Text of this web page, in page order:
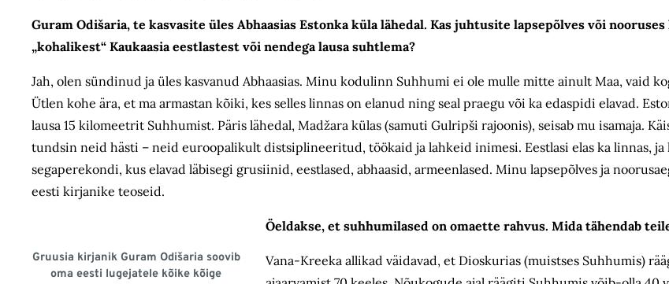
Guram Odišaria, te kasvasite üles Abhaasias Estonka küla lähedal. Kas juhtusite lapsepõlves või
„kohalikest“ Kaukaasia eestlastest või nendega lausa suhtlema?
Jah, olen sündinud ja üles kasvanud Abhaasias. Minu kodulinn Suhhumi ei ole mulle mitte ainult Maa, vaid
Ütlen kohe ära, et ma armastan kõiki, kes selles linnas on elanud ning seal praegu või ka edaspidi elavad.
lausa 15 kilomeetrit Suhhumist. Päris lähedal, Madžara külas (samuti Gulripši rajoonis), seisab mu isamaja.
tundsin neid hästi – neid euroopalikult distsiplineeritud, töökaid ja lahkeid inimesi. Eestlasi elas ka linnas, ja
segaperekondi, kus elavad läbisegi grusiinid, eestlased, abhaasid, armeenlased. Minu lapsepõlves ja
eesti kirjanike teoseid.
Gruusia kirjanik Guram Odišaria soovib
oma eesti lugejatele kõike kõige
Öeldakse, et suhhumilased on omaette rahvus. Mida tähendab
Vana-Kreeka allikad väidavad, et Dioskurias (muistses Suhhumis)